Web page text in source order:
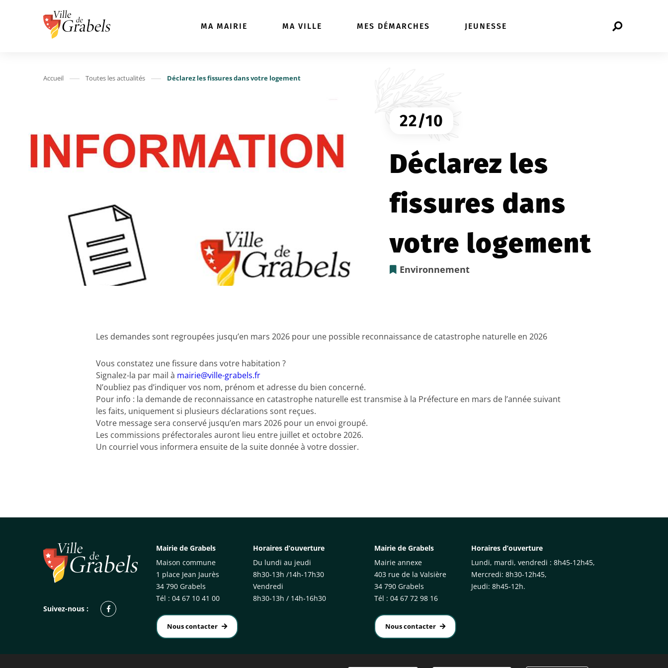
MA MAIRIE MA VILLE MES DÉMARCHES JEUNESSE
Accueil Toutes les actualités Déclarez les fissures dans votre logement
22/10
Déclarez les
fissures dans
votre logement
Environnement
Les demandes sont regroupées jusqu’en mars 2026 pour une possible reconnaissance de catastrophe naturelle en 2026
Vous constatez une fissure dans votre habitation ?
Signalez-la par mail à mairie@ville-grabels.fr
N’oubliez pas d’indiquer vos nom, prénom et adresse du bien concerné.
Pour info : la demande de reconnaissance en catastrophe naturelle est transmise à la Préfecture en mars de l’année suivant
les faits, uniquement si plusieurs déclarations sont reçues.
Votre message sera conservé jusqu’en mars 2026 pour un envoi groupé.
Les commissions préfectorales auront lieu entre juillet et octobre 2026.
Un courriel vous informera ensuite de la suite donnée à votre dossier.
Suivez-nous : Facebook
Mairie de Grabels
Maison commune
1 place Jean Jaurès
34 790 Grabels
Tél : 04 67 10 41 00
Nous contacter
Horaires d’ouverture
Du lundi au jeudi
8h30-13h /14h-17h30
Vendredi
8h30-13h / 14h-16h30
Mairie de Grabels
Mairie annexe
403 rue de la Valsière
34 790 Grabels
Tél : 04 67 72 98 16
Nous contacter
Horaires d’ouverture
Lundi, mardi, vendredi : 8h45-12h45,
Mercredi: 8h30-12h45,
Jeudi: 8h45-12h.